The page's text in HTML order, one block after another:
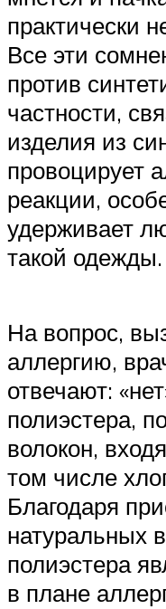
практически
Все эти
против
частности,
изделия из
провоцирует
реакции,
удерживает
такой одежды.
На вопрос,
аллергию,
отвечают:
полиэстера,
волокон,
том числе
Благодаря
натуральных
полиэстера
в плане